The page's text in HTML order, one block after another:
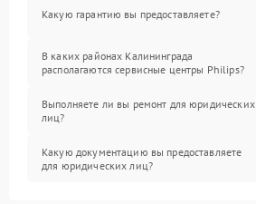
Какую гарантию вы предоставляете?
В каких районах Калининграда
располагаются сервисные центры Philips?
Выполняете ли вы ремонт для юридических
лиц?
Какую документацию вы предоставляете
для юридических лиц?